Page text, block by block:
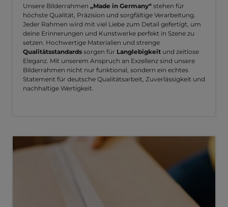
Unsere Bilderrahmen „Made in Germany“ stehen für
höchste Qualität, Präzision und sorgfältige Verarbeitung.
Jeder Rahmen wird mit viel Liebe zum Detail gefertigt, um
deine Erinnerungen und Kunstwerke perfekt in Szene zu
setzen. Hochwertige Materialien und strenge
Qualitätsstandards sorgen für Langlebigkeit und zeitlose
Eleganz. Mit unserem Anspruch an Exzellenz sind unsere
Bilderrahmen nicht nur funktional, sondern ein echtes
Statement für deutsche Qualitätsarbeit, Zuverlässigkeit und
nachhaltige Wertigkeit.